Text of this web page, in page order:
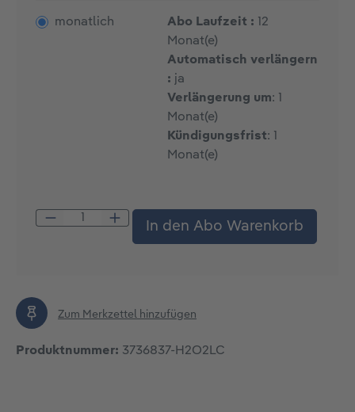
monatlich Abo Laufzeit : 12
Monat(e)
Automatisch verlängern
: ja
Verlängerung um: 1
Monat(e)
Kündigungsfrist: 1
Monat(e)
Produkt Anzahl: Gib den gewünschten
In den Abo Warenkorb
Zum Merkzettel hinzufügen
Produktnummer: 3736837-H2O2LC